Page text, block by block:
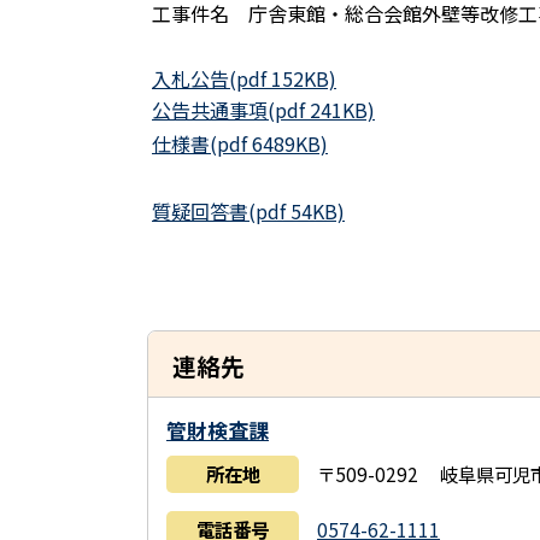
工事件名 庁舎東館・総合会館外壁等改修
入札公告(pdf 152KB)
公告共通事項(pdf 241KB)
仕様書(pdf 6489KB)
質疑回答書(pdf 54KB)
連絡先
管財検査課
所在地 〒509-0292 岐阜県可児
電話番号 0574-62-1111